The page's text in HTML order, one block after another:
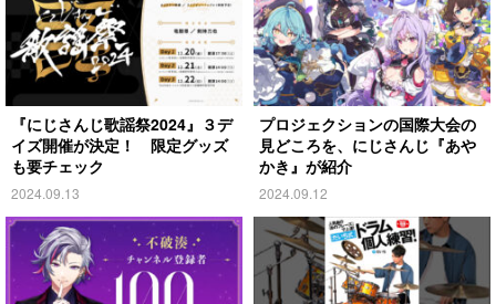
『にじさんじ歌謡祭2024』３デ
イズ開催が決定！ 限定グッズ
も要チェック
2024.09.13
プロジェクションの国際大会の
見どころを、にじさんじ『あや
かき』が紹介
2024.09.12